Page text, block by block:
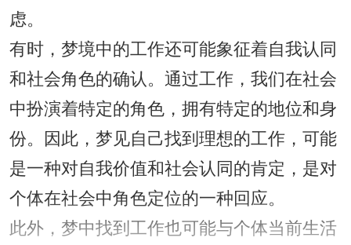
虑。
有时，梦境中的工作还可能象征着自我认同
和社会角色的确认。通过工作，我们在社会
中扮演着特定的角色，拥有特定的地位和身
份。因此，梦见自己找到理想的工作，可能
是一种对自我价值和社会认同的肯定，是对
个体在社会中角色定位的一种回应。
此外，梦中找到工作也可能与个体当前生活